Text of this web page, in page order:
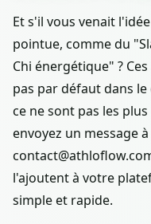
Et s'il vous venait
pointue, comme du
Chi énergétique" ?
pas par défaut dans
ce ne sont pas les
envoyez un message
l'ajoutent à votre
simple et rapide.